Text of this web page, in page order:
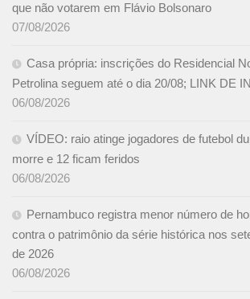
que não votarem em Flávio Bolsonaro
07/08/2026
Casa própria: inscrições do Residencial
Petrolina seguem até o dia 20/08; LINK DE
06/08/2026
VÍDEO: raio atinge jogadores de futebol
morre e 12 ficam feridos
06/08/2026
Pernambuco registra menor número de
contra o patrimônio da série histórica nos
de 2026
06/08/2026